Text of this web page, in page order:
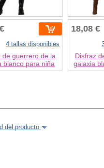
4 tallas disponibles
de guerrero de la
blanco para niña
18,08 €
Disfraz
galaxia
del producto